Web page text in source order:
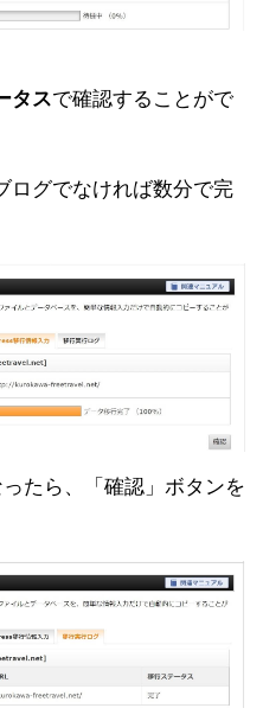
タスで確認することがで
ログでなければ数分で完
たら、「確認」ボタンを